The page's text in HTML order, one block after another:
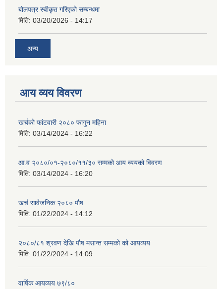
बोलपत्र स्वीकृत गरिएको सम्बन्धमा
मिति: 03/20/2026 - 14:17
अन्य
आय व्यय विवरण
खर्चको फांटवारी २०८० फागुन महिना
मिति: 03/14/2024 - 16:22
आ.व २०८०/०१-२०८०/११/३० सम्मको आय व्ययको विवरण
मिति: 03/14/2024 - 16:20
खर्च सार्वजनिक २०८० पौष
मिति: 01/22/2024 - 14:12
२०८०/८१ श्रवण देखि पौष मसान्त सम्मको को आयव्यय
मिति: 01/22/2024 - 14:09
वार्षिक आयव्यय ७९/८०